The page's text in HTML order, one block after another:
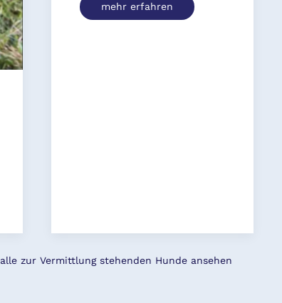
mehr erfahren
alle zur Vermittlung stehenden Hunde ansehen